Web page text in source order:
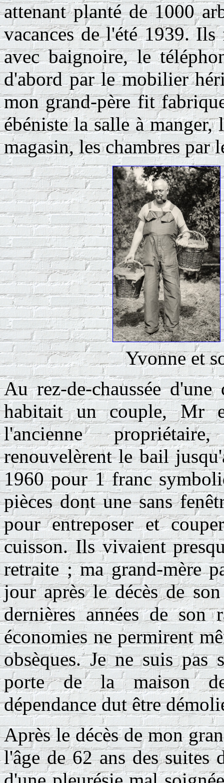
attenant planté de 1000
vacances de l'été 1939.
avec baignoire, le
d'abord par le mobilier
mon grand-père fit
ébéniste la salle à
magasin, les chambres par
Yvonne et
Au rez-de-chaussée d'une
habitait un couple, Mr
l'ancienne
renouvelèrent le bail
1960 pour 1 franc
pièces dont une sans
pour entreposer et
cuisson. Ils vivaient
retraite ; ma grand-mère
jour après le décès de
dernières années de son
économies ne permirent
obsèques. Je ne suis
porte de la maison de
dépendance dut être
Après le décès de mon
l'âge de 62 ans des suites